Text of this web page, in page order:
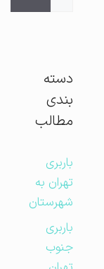
دسته
بندی
مطالب
باربری
تهران به
شهرستان
باربری
جنوب